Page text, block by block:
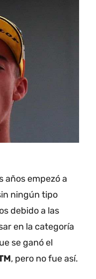
años empezó a
ningún tipo
debido a las
en la categoría
se ganó el
, pero no fue así.